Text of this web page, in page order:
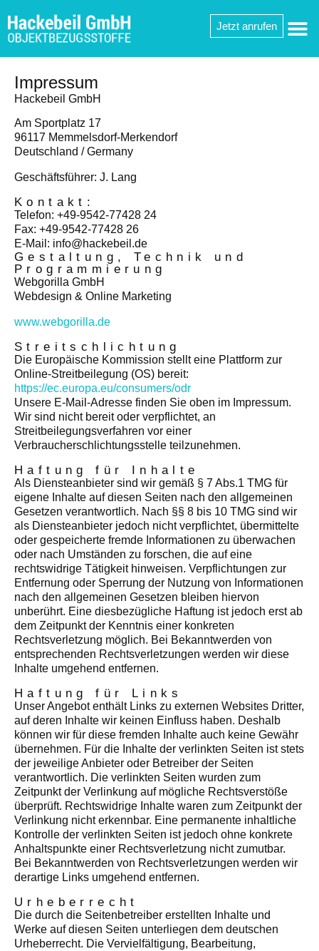
springen
Jetzt anrufen
Impressum
Hackebeil GmbH
Am Sportplatz 17
96117 Memmelsdorf-Merkendorf
Deutschland / Germany
Geschäftsführer: J. Lang
Kontakt:
Telefon: +49-9542-77428 24
Fax: +49-9542-77428 26
E-Mail: info@hackebeil.de
Gestaltung, Technik und
Programmierung
Webgorilla GmbH
Webdesign & Online Marketing
www.webgorilla.de
Streitschlichtung
Die Europäische Kommission stellt eine Plattform zur
Online-Streitbeilegung (OS) bereit:
https://ec.europa.eu/consumers/odr
Unsere E-Mail-Adresse finden Sie oben im Impressum.
Wir sind nicht bereit oder verpflichtet, an
Streitbeilegungsverfahren vor einer
Verbraucherschlichtungsstelle teilzunehmen.
Haftung für Inhalte
Als Diensteanbieter sind wir gemäß § 7 Abs.1 TMG für
eigene Inhalte auf diesen Seiten nach den allgemeinen
Gesetzen verantwortlich. Nach §§ 8 bis 10 TMG sind wir
als Diensteanbieter jedoch nicht verpflichtet, übermittelte
oder gespeicherte fremde Informationen zu überwachen
oder nach Umständen zu forschen, die auf eine
rechtswidrige Tätigkeit hinweisen. Verpflichtungen zur
Entfernung oder Sperrung der Nutzung von Informationen
nach den allgemeinen Gesetzen bleiben hiervon
unberührt. Eine diesbezügliche Haftung ist jedoch erst ab
dem Zeitpunkt der Kenntnis einer konkreten
Rechtsverletzung möglich. Bei Bekanntwerden von
entsprechenden Rechtsverletzungen werden wir diese
Inhalte umgehend entfernen.
Haftung für Links
Unser Angebot enthält Links zu externen Websites Dritter,
auf deren Inhalte wir keinen Einfluss haben. Deshalb
können wir für diese fremden Inhalte auch keine Gewähr
übernehmen. Für die Inhalte der verlinkten Seiten ist stets
der jeweilige Anbieter oder Betreiber der Seiten
verantwortlich. Die verlinkten Seiten wurden zum
Zeitpunkt der Verlinkung auf mögliche Rechtsverstöße
überprüft. Rechtswidrige Inhalte waren zum Zeitpunkt der
Verlinkung nicht erkennbar. Eine permanente inhaltliche
Kontrolle der verlinkten Seiten ist jedoch ohne konkrete
Anhaltspunkte einer Rechtsverletzung nicht zumutbar.
Bei Bekanntwerden von Rechtsverletzungen werden wir
derartige Links umgehend entfernen.
Urheberrecht
Die durch die Seitenbetreiber erstellten Inhalte und
Werke auf diesen Seiten unterliegen dem deutschen
Urheberrecht. Die Vervielfältigung, Bearbeitung,